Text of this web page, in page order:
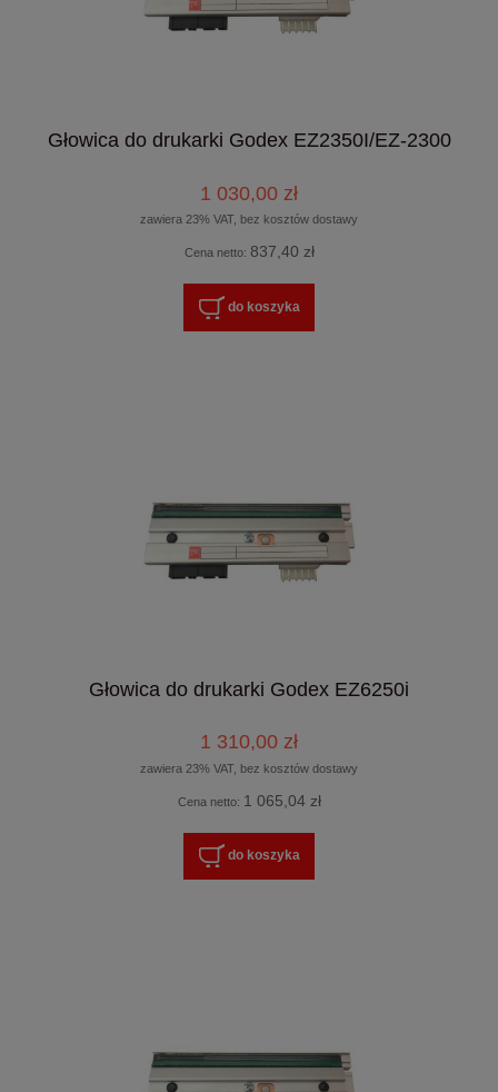
Głowica do drukarki Godex EZ2350I/EZ-2300
1 030,00 zł
zawiera 23% VAT, bez kosztów dostawy
Cena netto: 837,40 zł
do koszyka
Głowica do drukarki Godex EZ6250i
1 310,00 zł
zawiera 23% VAT, bez kosztów dostawy
Cena netto: 1 065,04 zł
do koszyka